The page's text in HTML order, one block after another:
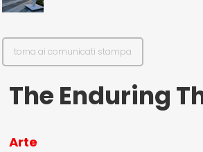
torna ai comunicati stampa
The Enduring
Arte